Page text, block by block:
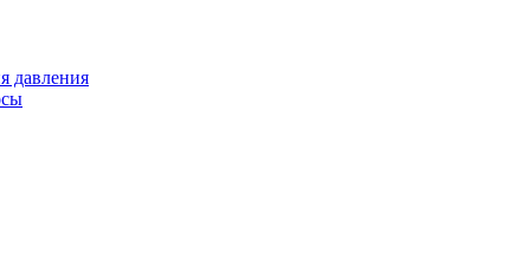
давления